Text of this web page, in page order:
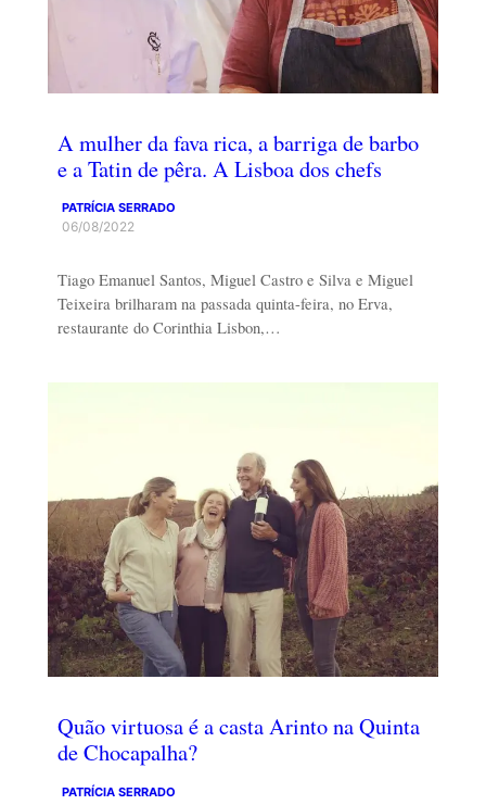
A mulher da fava rica, a barriga de barbo
e a Tatin de pêra. A Lisboa dos chefs
PATRÍCIA SERRADO
06/08/2022
Tiago Emanuel Santos, Miguel Castro e Silva e Miguel
Teixeira brilharam na passada quinta-feira, no Erva,
restaurante do Corinthia Lisbon,…
Quão virtuosa é a casta Arinto na Quinta
de Chocapalha?
PATRÍCIA SERRADO